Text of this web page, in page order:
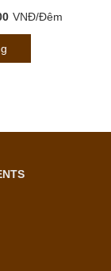
VNĐ/Đêm